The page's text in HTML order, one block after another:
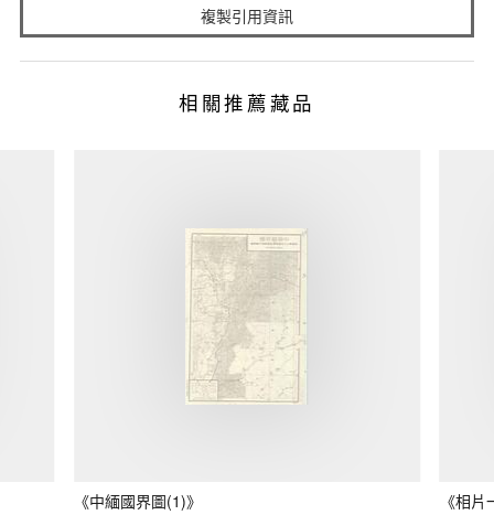
複製引用資訊
相關推薦藏品
《中緬國界圖(1)》 《相